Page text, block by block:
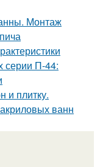
Монтаж
серии П-44:
и плитку.
ванн